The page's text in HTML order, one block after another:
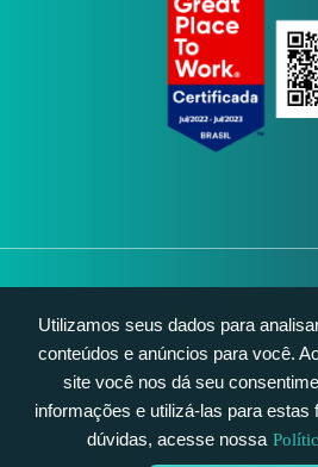
Utilizamos seus dados para
conteúdos e anúncios para você.
site você nos dá seu
informações e utilizá-las para estas
dúvidas, acesse nossa
© 2026 Artia - Todos os